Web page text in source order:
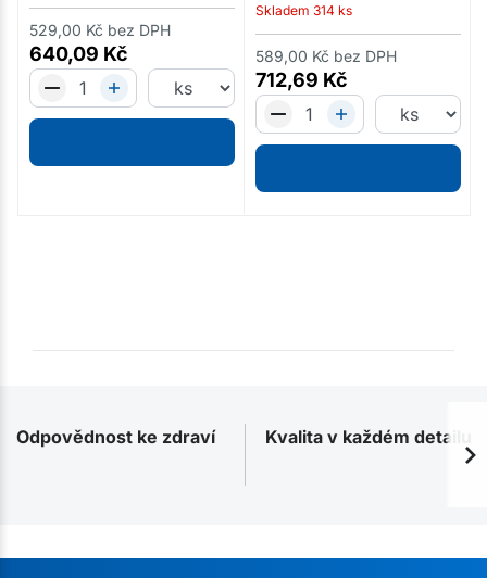
640,09 Kč
529,00 Kč bez DPH
Skladem314 ks
712,69 Kč
589,00 Kč bez DPH
Odpovědnost ke zdraví Kvalita v každém detailu